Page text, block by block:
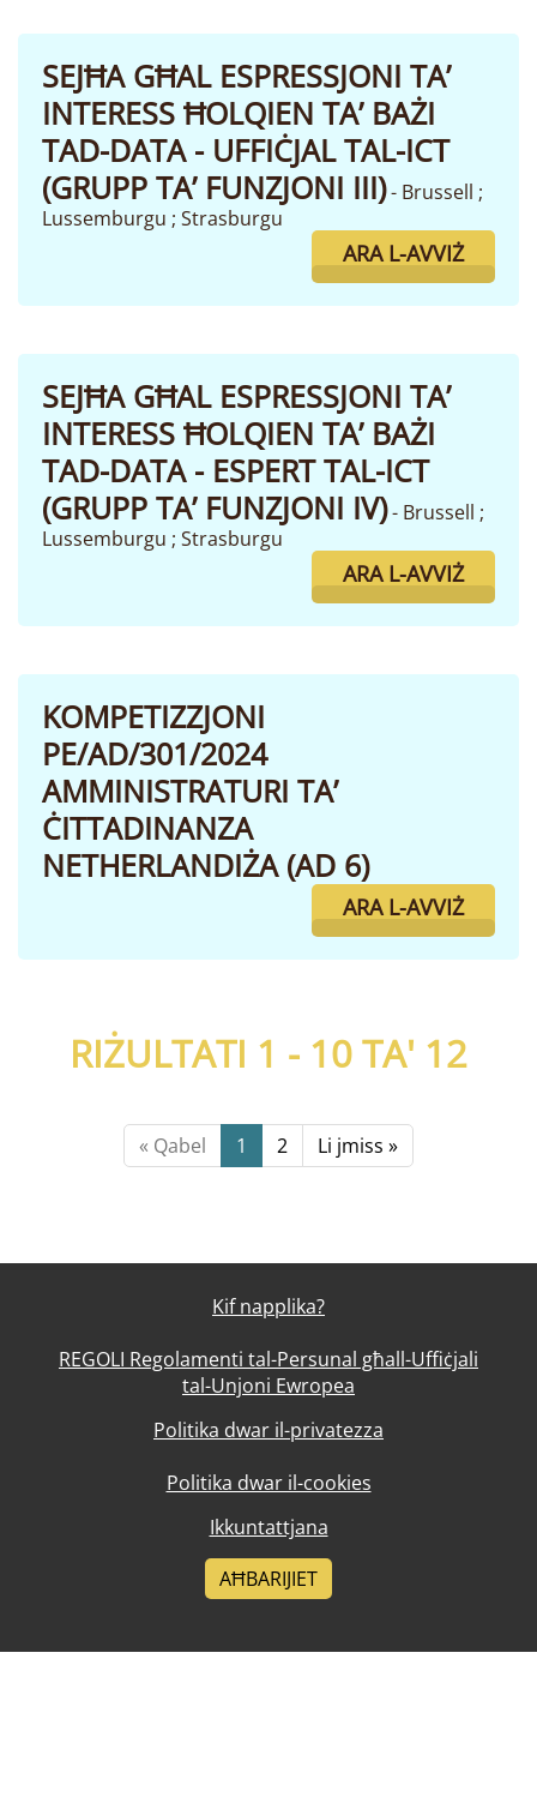
SEJĦA GĦAL ESPRESSJONI TA’
INTERESS ĦOLQIEN TA’ BAŻI
TAD-DATA - UFFIĊJAL TAL-ICT
(GRUPP TA’ FUNZJONI III)- Brussell ;
Lussemburgu ; Strasburgu
ARA L-AVVIŻ
SEJĦA GĦAL ESPRESSJONI TA’
INTERESS ĦOLQIEN TA’ BAŻI
TAD-DATA - ESPERT TAL-ICT
(GRUPP TA’ FUNZJONI IV)- Brussell ;
Lussemburgu ; Strasburgu
ARA L-AVVIŻ
KOMPETIZZJONI
PE/AD/301/2024
AMMINISTRATURI TA’
ĊITTADINANZA
NETHERLANDIŻA (AD 6)
ARA L-AVVIŻ
RIŻULTATI 1 - 10 TA' 12
« Qabel 1 2 Li jmiss »
Kif napplika?
REGOLI Regolamenti tal-Persunal għall-Uffiċjali
tal-Unjoni Ewropea
Politika dwar il-privatezza
Politika dwar il-cookies
Ikkuntattjana
AĦBARIJIET